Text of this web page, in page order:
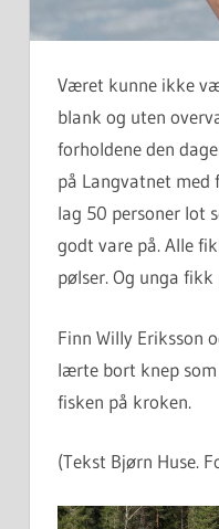
Været kunne ikke
blank og uten
forholdene den
på Langvatnet med
lag 50 personer lot
godt vare på. Alle
pølser. Og unga fikk
Finn Willy Eriksson
lærte bort knep
fisken på kroken.
(Tekst Bjørn Huse.